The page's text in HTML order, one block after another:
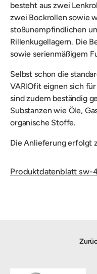
besteht aus zwei
zwei Bockrollen sowie
stoßunempfindlichen
Rillenkugellagern. Die
sowie serienmäßigem
Selbst schon die
VARIOfit eignen sich
sind zudem beständig
Substanzen wie Öle,
organische Stoffe.
Die Anlieferung erfolgt
Produktdatenblatt sw-